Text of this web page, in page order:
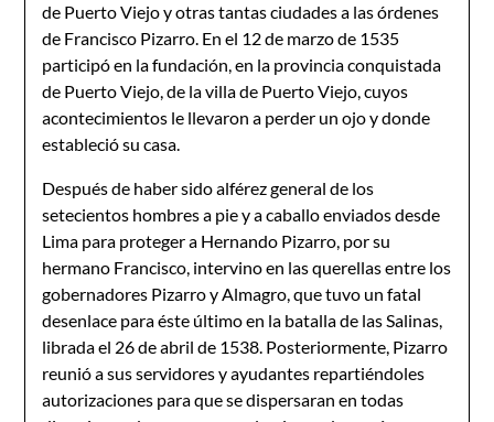
de Puerto Viejo y otras tantas ciudades a las órdenes
de Francisco Pizarro. En el 12 de marzo de 1535
participó en la fundación, en la provincia conquistada
de Puerto Viejo, de la villa de Puerto Viejo, cuyos
acontecimientos le llevaron a perder un ojo y donde
estableció su casa.
Después de haber sido alférez general de los
setecientos hombres a pie y a caballo enviados desde
Lima para proteger a Hernando Pizarro, por su
hermano Francisco, intervino en las querellas entre los
gobernadores Pizarro y Almagro, que tuvo un fatal
desenlace para éste último en la batalla de las Salinas,
librada el 26 de abril de 1538. Posteriormente, Pizarro
reunió a sus servidores y ayudantes repartiéndoles
autorizaciones para que se dispersaran en todas